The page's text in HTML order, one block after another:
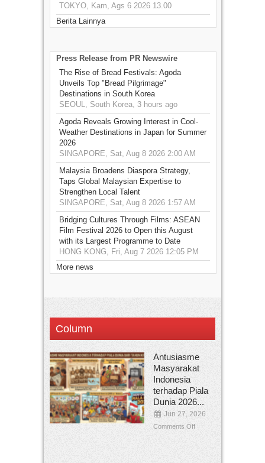
TOKYO, Kam, Ags 6 2026 13.00
Berita Lainnya
Press Release from PR Newswire
The Rise of Bread Festivals: Agoda
Unveils Top "Bread Pilgrimage"
Destinations in South Korea
SEOUL, South Korea, 3 hours ago
Agoda Reveals Growing Interest in Cool-
Weather Destinations in Japan for Summer
2026
SINGAPORE, Sat, Aug 8 2026 2:00 AM
Malaysia Broadens Diaspora Strategy,
Taps Global Malaysian Expertise to
Strengthen Local Talent
SINGAPORE, Sat, Aug 8 2026 1:57 AM
Bridging Cultures Through Films: ASEAN
Film Festival 2026 to Open this August
with its Largest Programme to Date
HONG KONG, Fri, Aug 7 2026 12:05 PM
More news
Column
Antusiasme
Masyarakat
Indonesia
terhadap Piala
Dunia 2026...
Jun 27, 2026
Comments Off